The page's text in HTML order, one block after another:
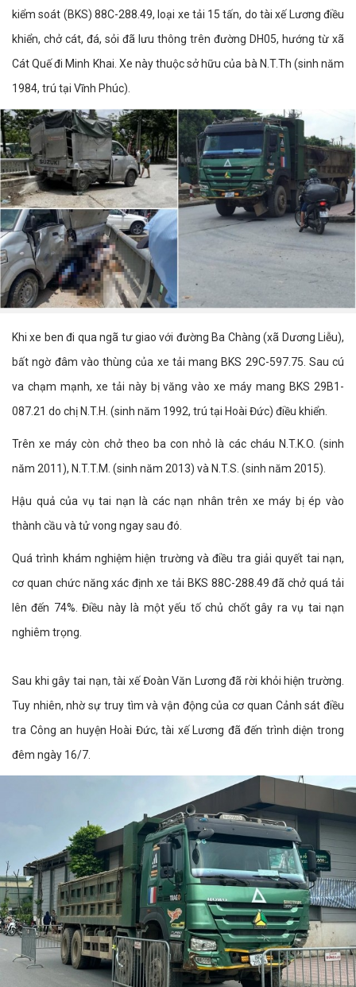
kiểm soát (BKS) 88C-288.49, loại xe tải 15 tấn, do tài xế Lương điều
khiển, chở cát, đá, sỏi đã lưu thông trên đường DH05, hướng từ xã
Cát Quế đi Minh Khai. Xe này thuộc sở hữu của bà N.T.Th (sinh năm
1984, trú tại Vĩnh Phúc).
Khi xe ben đi qua ngã tư giao với đường Ba Chàng (xã Dương Liễu),
bất ngờ đâm vào thùng của xe tải mang BKS 29C-597.75. Sau cú
va chạm mạnh, xe tải này bị văng vào xe máy mang BKS 29B1-
087.21 do chị N.T.H. (sinh năm 1992, trú tại Hoài Đức) điều khiển.
Trên xe máy còn chở theo ba con nhỏ là các cháu N.T.K.O. (sinh
năm 2011), N.T.T.M. (sinh năm 2013) và N.T.S. (sinh năm 2015).
Hậu quả của vụ tai nạn là các nạn nhân trên xe máy bị ép vào
thành cầu và tử vong ngay sau đó.
Quá trình khám nghiệm hiện trường và điều tra giải quyết tai nạn,
cơ quan chức năng xác định xe tải BKS 88C-288.49 đã chở quá tải
lên đến 74%. Điều này là một yếu tố chủ chốt gây ra vụ tai nạn
nghiêm trọng.
Sau khi gây tai nạn, tài xế Đoàn Văn Lương đã rời khỏi hiện trường.
Tuy nhiên, nhờ sự truy tìm và vận động của cơ quan Cảnh sát điều
tra Công an huyện Hoài Đức, tài xế Lương đã đến trình diện trong
đêm ngày 16/7.